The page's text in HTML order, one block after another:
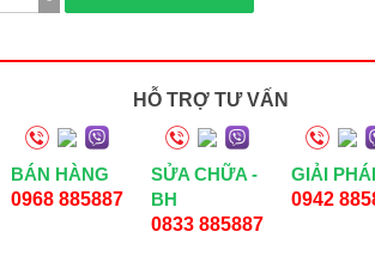
HỖ TRỢ TƯ VẤN
BÁN HÀNG
0968 885887
SỬA CHỮA -
BH
0833 885887
GIẢI
0942